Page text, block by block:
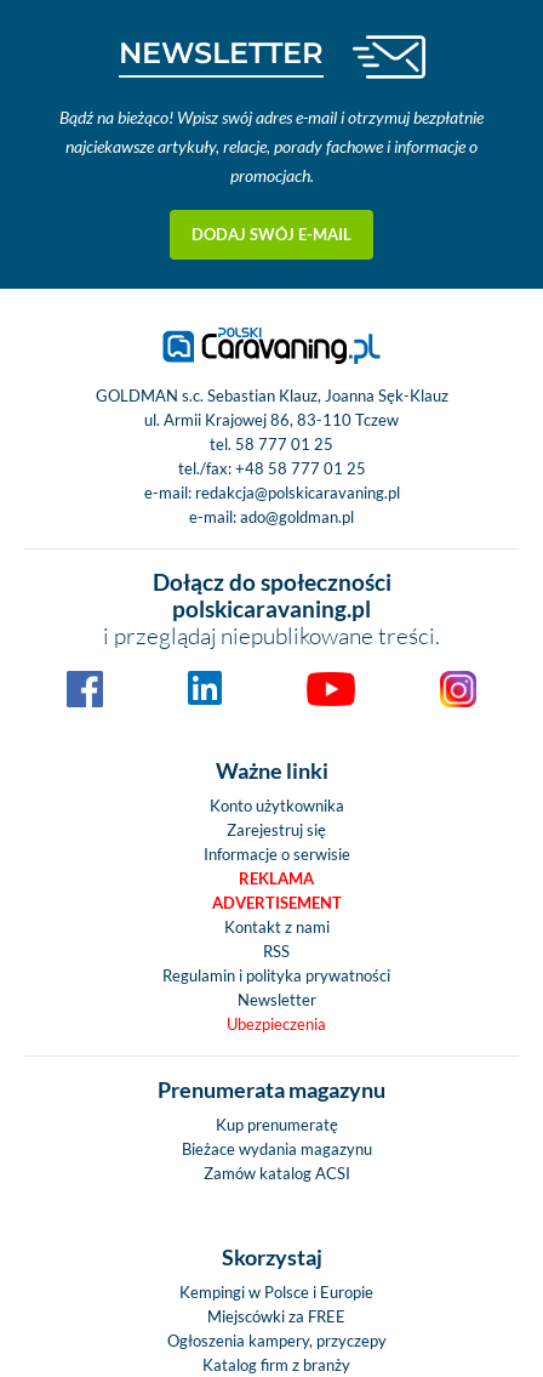
NEWSLETTER
Bądź na bieżąco! Wpisz swój adres e-mail i otrzymuj bezpłatnie
najciekawsze artykuły, relacje, porady fachowe i informacje o
promocjach.
DODAJ SWÓJ E-MAIL
GOLDMAN s.c. Sebastian Klauz, Joanna Sęk-Klauz
ul. Armii Krajowej 86, 83-110 Tczew
tel. 58 777 01 25
tel./fax:+48 58 777 01 25
e-mail: redakcja@polskicaravaning.pl
e-mail:ado@goldman.pl
Dołącz do społeczności
polskicaravaning.pl
i przeglądaj niepublikowane treści.
Ważne linki
Konto użytkownika
Zarejestruj się
Informacje o serwisie
REKLAMA
ADVERTISEMENT
Kontakt z nami
RSS
Regulamin i polityka prywatności
Newsletter
Ubezpieczenia
Prenumerata magazynu
Kup prenumeratę
Bieżace wydania magazynu
Zamów katalog ACSI
Skorzystaj
Kempingi w Polsce i Europie
Miejscówki za FREE
Ogłoszenia kampery, przyczepy
Katalog firm z branży